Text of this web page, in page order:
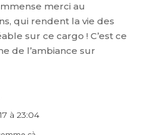
merci au
qui rendent la vie des
sur ce cargo ! C’est ce
de l’ambiance sur
à 23:04